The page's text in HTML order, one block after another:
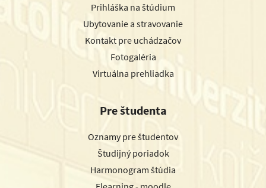
Prihláška na štúdium
Ubytovanie a stravovanie
Kontakt pre uchádzačov
Fotogaléria
Virtuálna prehliadka
Pre študenta
Oznamy pre študentov
Študijný poriadok
Harmonogram štúdia